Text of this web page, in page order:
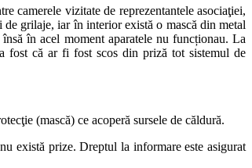
camerele vizitate de reprezentantele asociaţiei,
de grilaje, iar în interior există o mască din metal
în acel moment aparatele nu funcționau. La
fost că ar fi fost scos din priză tot sistemul de
(mască) ce acoperă sursele de căldură.
există prize. Dreptul la informare este asigurat